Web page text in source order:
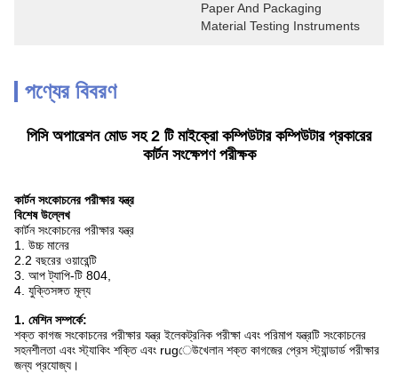
Paper And Packaging
Material Testing Instruments
পণ্যের বিবরণ
পিসি অপারেশন মোড সহ 2 টি মাইক্রো কম্পিউটার কম্পিউটার প্রকারের
কার্টন সংক্ষেপণ পরীক্ষক
কার্টন সংকোচনের পরীক্ষার যন্ত্র
বিশেষ উল্লেখ
কার্টন সংকোচনের পরীক্ষার যন্ত্র
1. উচ্চ মানের
2.2 বছরের ওয়ারেন্টি
3. আপ ট্যাপি-টি 804,
4. যুক্তিসঙ্গত মূল্য
1. মেশিন সম্পর্কে:
শক্ত কাগজ সংকোচনের পরীক্ষার যন্ত্র ইলেকট্রনিক পরীক্ষা এবং পরিমাপ যন্ত্রটি সংকোচনের
সহনশীলতা এবং স্ট্যাকিং শক্তি এবং rugেউখেলান শক্ত কাগজের প্রেস স্ট্যান্ডার্ড পরীক্ষার
জন্য প্রযোজ্য।